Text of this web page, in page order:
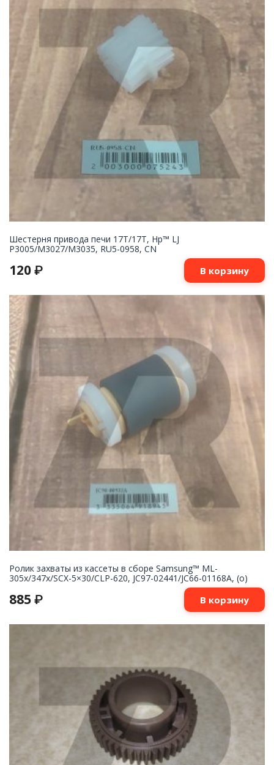
Шестерня привода печи 17T/17T, Hp™ LJ
P3005/M3027/M3035, RU5-0958, CN
120 ₽ В корзину
Ролик захваты из кассеты в сборе Samsung™ ML-
305x/347x/SCX-5×30/CLP-620, JC97-02441/JC66-01168A, (o)
885 ₽ В корзину